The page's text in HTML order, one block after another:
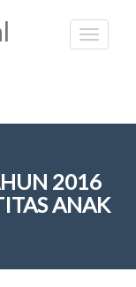
2016
ANAK